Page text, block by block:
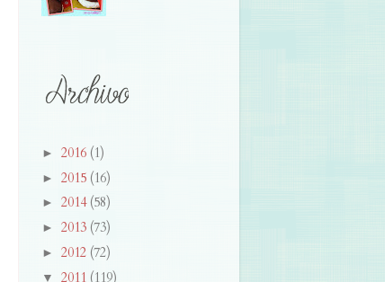
► 2016 (1)
► 2015 (16)
► 2014 (58)
► 2013 (73)
► 2012 (72)
▼ 2011 (119)